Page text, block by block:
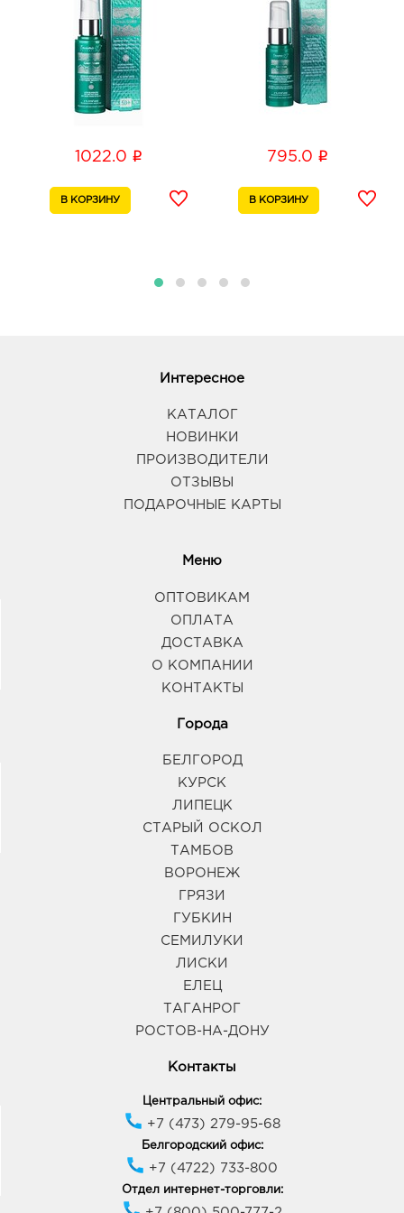
уделяя особое внимание овалу лица, носогубным
складкам и зоне между бровей, дайте впитаться.
Можно применять перед нанесением дневного или
ночного крема, а также самостоятельно.
1022.0 i 795.0 i
Интересное
КАТАЛОГ
НОВИНКИ
ПРОИЗВОДИТЕЛИ
ОТЗЫВЫ
ПОДАРОЧНЫЕ КАРТЫ
Меню
ОПТОВИКАМ
ОПЛАТА
ДОСТАВКА
О КОМПАНИИ
КОНТАКТЫ
Города
БЕЛГОРОД
КУРСК
ЛИПЕЦК
СТАРЫЙ ОСКОЛ
ТАМБОВ
ВОРОНЕЖ
ГРЯЗИ
ГУБКИН
СЕМИЛУКИ
ЛИСКИ
ЕЛЕЦ
ТАГАНРОГ
РОСТОВ-НА-ДОНУ
Контакты
Центральный офис:
+7 (473) 279-95-68
Белгородский офис:
+7 (4722) 733-800
Отдел интернет-торговли: